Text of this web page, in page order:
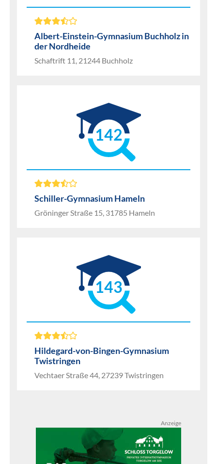
Albert-Einstein-Gymnasium Buchholz in
der Nordheide
Schaftrift 11, 21244 Buchholz
142
Schiller-Gymnasium Hameln
Gröninger Straße 15, 31785 Hameln
143
Hildegard-von-Bingen-Gymnasium
Twistringen
Vechtaer Straße 44, 27239 Twistringen
Anzeige